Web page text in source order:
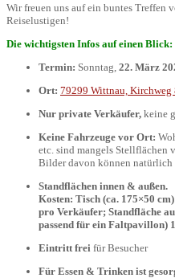
Wir freuen uns auf ein buntes Treffen
Reiselustigen!
Die wichtigsten Infos auf einen Blick:
Termin: Sonntag, 22. März
Ort: 79299 Wittnau, Kirchweg
Nur private Verkäufer, keine
Keine Fahrzeuge vor Ort:
etc. sind mangels Stellflächen
Bilder davon können natürlich
Standflächen innen & außen.
Kosten: Tisch (ca. 175×50
pro Verkäufer; Standfläche
passend für ein Faltpavillon)
Eintritt frei für Besucher
Für Essen & Trinken ist